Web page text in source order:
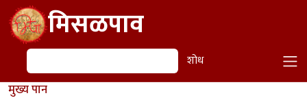
Skip to main contentमिसळपाव
शोध शोध
मुख्य पान